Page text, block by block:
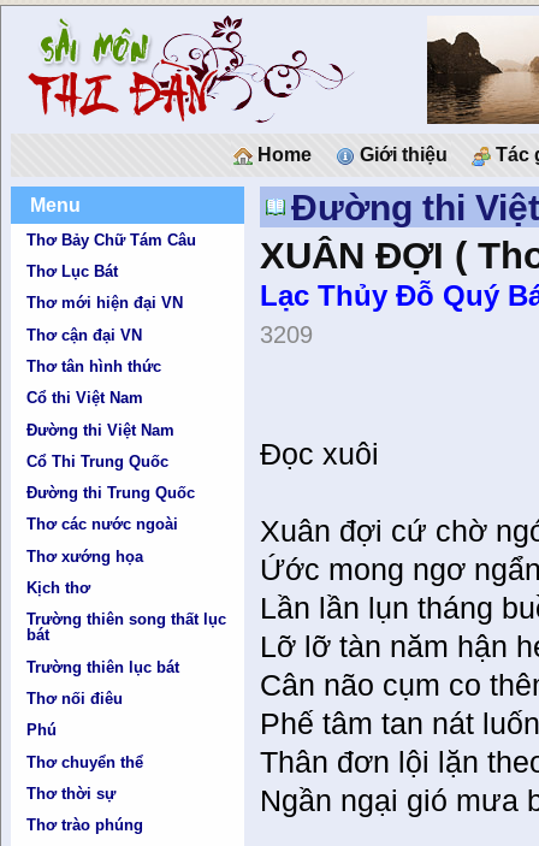
Home Giới thiệu Tác
Menu
Thơ Bảy Chữ Tám Câu
Thơ Lục Bát
Thơ mới hiện đại VN
Thơ cận đại VN
Thơ tân hình thức
Cổ thi Việt Nam
Đường thi Việt Nam
Cổ Thi Trung Quốc
Đường thi Trung Quốc
Thơ các nước ngoài
Thơ xướng họa
Kịch thơ
Trường thiên song thất lục
bát
Trường thiên lục bát
Thơ nối điêu
Phú
Thơ chuyển thể
Thơ thời sự
Thơ trào phúng
Đường thi
XUÂN ĐỢI (
Lạc Thủy Ðỗ Quý
3209
Đọc xuôi
Xuân đợi cứ chờ
Ứớc mong ngơ
Lần lần lụn tháng
Lỡ lỡ tàn năm hận
Cân não cụm co
Phế tâm tan nát
Thân đơn lội lặn
Ngần ngại gió mưa